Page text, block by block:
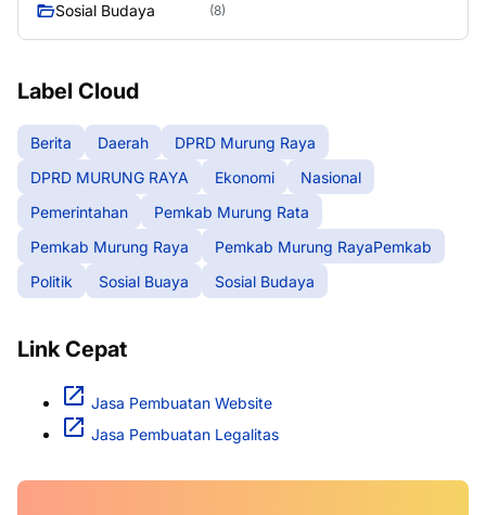
Sosial Budaya (8)
Label Cloud
Berita Daerah
DPRD Murung Raya
DPRD MURUNG RAYA
Ekonomi
Nasional
Pemerintahan
Pemkab Murung Rata
Pemkab Murung Raya
Pemkab Murung RayaPemkab
Politik
Sosial Buaya Sosial Budaya
Link Cepat
Jasa Pembuatan Website
Jasa Pembuatan Legalitas